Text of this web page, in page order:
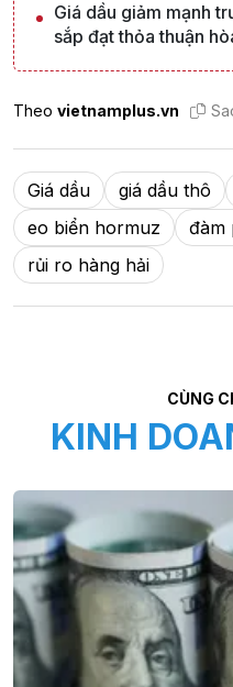
Giá dầu giảm mạnh
sắp đạt thỏa thuận
Theo vietnamplus.vn
Giá dầu giá dầu thô
eo biển hormuz
đàm
rủi ro hàng hải
CÙNG
KINH